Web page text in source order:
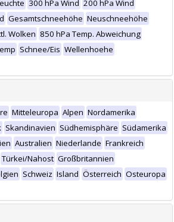
300 hPa Wind 200 hPa Wind
Gesamtschneehöhe Neuschneehöhe
Wolken 850 hPa Temp. Abweichung
Schnee/Eis Wellenhoehe
Mitteleuropa Alpen Nordamerika
Skandinavien Südhemisphäre Südamerika
Australien Niederlande Frankreich
Türkei/Nahost Großbritannien
Schweiz Island Österreich Osteuropa